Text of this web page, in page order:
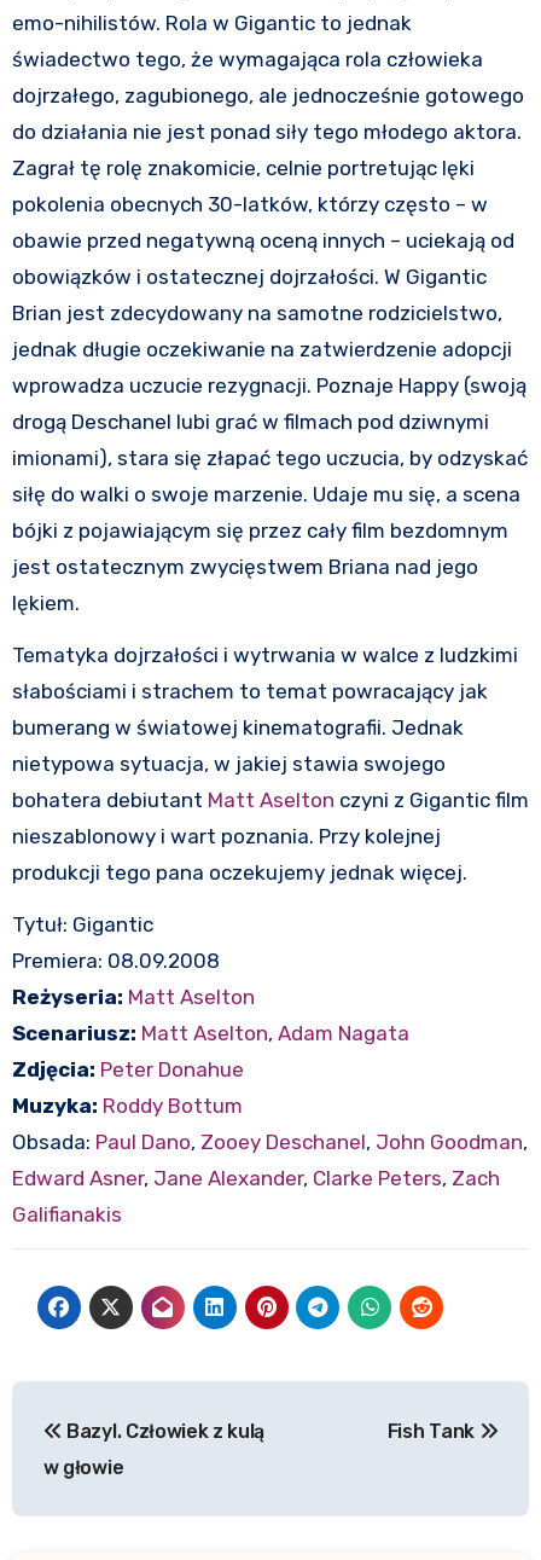
emo-nihilistów. Rola w Gigantic to jednak
świadectwo tego, że wymagająca rola człowieka
dojrzałego, zagubionego, ale jednocześnie gotowego
do działania nie jest ponad siły tego młodego aktora.
Zagrał tę rolę znakomicie, celnie portretując lęki
pokolenia obecnych 30-latków, którzy często – w
obawie przed negatywną oceną innych – uciekają od
obowiązków i ostatecznej dojrzałości. W Gigantic
Brian jest zdecydowany na samotne rodzicielstwo,
jednak długie oczekiwanie na zatwierdzenie adopcji
wprowadza uczucie rezygnacji. Poznaje Happy (swoją
drogą Deschanel lubi grać w filmach pod dziwnymi
imionami), stara się złapać tego uczucia, by odzyskać
siłę do walki o swoje marzenie. Udaje mu się, a scena
bójki z pojawiającym się przez cały film bezdomnym
jest ostatecznym zwycięstwem Briana nad jego
lękiem.
Tematyka dojrzałości i wytrwania w walce z ludzkimi
słabościami i strachem to temat powracający jak
bumerang w światowej kinematografii. Jednak
nietypowa sytuacja, w jakiej stawia swojego
bohatera debiutant Matt Aselton czyni z Gigantic film
nieszablonowy i wart poznania. Przy kolejnej
produkcji tego pana oczekujemy jednak więcej.
Tytuł: Gigantic
Premiera: 08.09.2008
Reżyseria: Matt Aselton
Scenariusz: Matt Aselton, Adam Nagata
Zdjęcia: Peter Donahue
Muzyka: Roddy Bottum
Obsada: Paul Dano, Zooey Deschanel, John Goodman,
Edward Asner, Jane Alexander, Clarke Peters, Zach
Galifianakis
wpisu
Bazyl. Człowiek z kulą
w głowie
Fish Tank